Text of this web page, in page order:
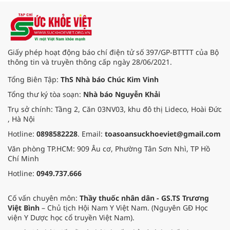
Giấy phép hoạt động báo chí điện tử số 397/GP-BTTTT của Bộ
thông tin và truyền thông cấp ngày 28/06/2021.
Tổng Biên Tập: ThS Nhà báo Chúc Kim Vinh
Tổng thư ký tòa soạn: Nhà báo Nguyễn Khải
Trụ sở chính: Tầng 2, Căn 03NV03, khu đô thị Lideco, Hoài Đức
, Hà Nội
Hotline: 0898582228. Email: toasoansuckhoeviet@gmail.com
Văn phòng TP.HCM: 909 Âu cơ, Phường Tân Sơn Nhì, TP Hồ
Chí Minh
Hotline: 0949.737.666
Cố vấn chuyên môn: Thầy thuốc nhân dân - GS.TS Trương
Việt Bình – Chủ tịch Hội Nam Y Việt Nam. (Nguyên GĐ Học
viện Y Dược học cổ truyền Việt Nam).